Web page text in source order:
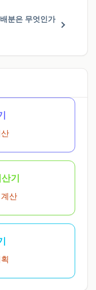
분은 무엇인가
기
산